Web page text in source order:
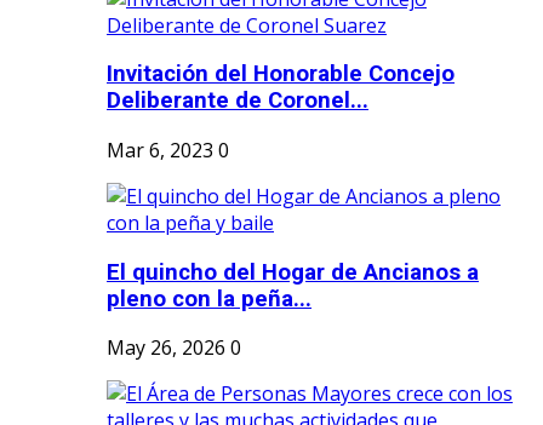
Invitación del Honorable Concejo
Deliberante de Coronel...
Mar 6, 2023 0
El quincho del Hogar de Ancianos a
pleno con la peña...
May 26, 2026 0